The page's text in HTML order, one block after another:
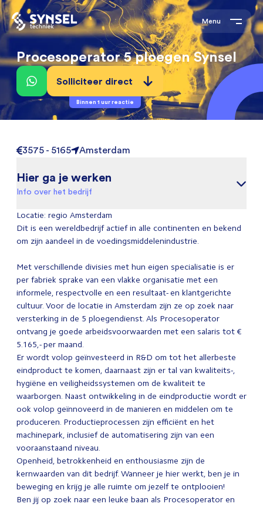
Menu
Procesoperator 5 ploegen Synsel
Solliciteer direct
Binnen 1 uur reactie
3575 - 5165 Amsterdam
Hier ga je werken
Info over het bedrijf
Locatie: regio Amsterdam
Dit is een wereldbedrijf actief in alle continenten en bekend
om zijn aandeel in de voedingsmiddelenindustrie.
Met verschillende divisies met hun eigen specialisatie is er
per fabriek sprake van een vlakke organisatie met een
informele, respectvolle en een resultaat- en klantgerichte
cultuur. Voor de locatie in Amsterdam zijn ze op zoek naar
versterking in de 5 ploegendienst. Als Procesoperator
ontvang je goede arbeidsvoorwaarden met een salaris tot €
5.165,- per maand.
Er wordt volop geïnvesteerd in R&D om tot het allerbeste
eindproduct te komen, daarnaast zijn er tal van kwaliteits-,
hygiëne en veiligheidssystemen om de kwaliteit te
waarborgen. Naast ontwikkeling in de eindproductie wordt er
ook volop geïnnoveerd in de manieren en middelen om te
produceren. Productieprocessen zijn efficiënt en het
machinepark, inclusief de automatisering zijn van een
vooraanstaand niveau.
Openheid, betrokkenheid en enthousiasme zijn de
kernwaarden van dit bedrijf. Wanneer je hier werkt, ben je in
beweging en krijg je alle ruimte om jezelf te ontplooien!
Ben jij op zoek naar een leuke baan als Procesoperator en